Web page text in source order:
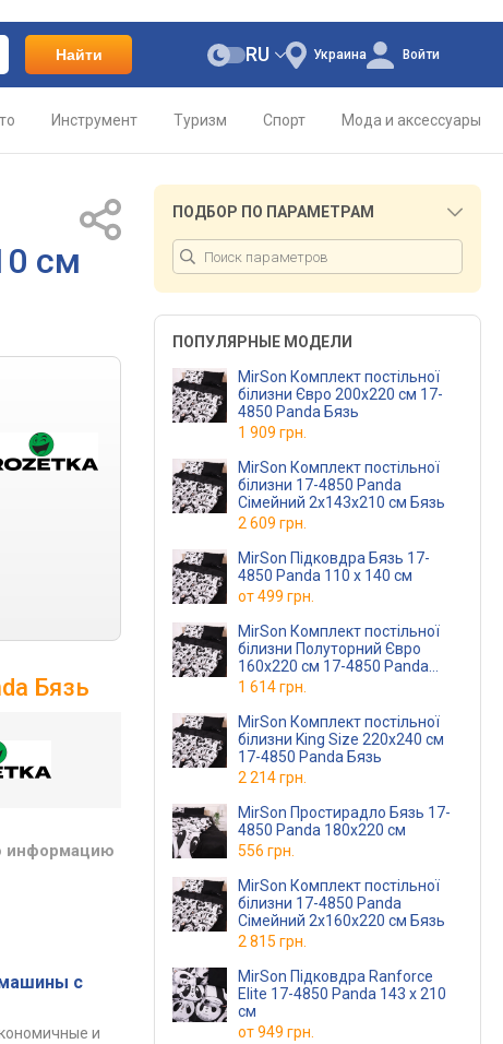
Найти Украина
RU Войти
Инструмент Туризм Спорт Мода и аксессуары
см
Бязь
информацию
с
и
ПОДБОР ПО ПАРАМЕТРАМ
ПОПУЛЯРНЫЕ МОДЕЛИ
MirSon Комплект постільної
білизни Євро 200х220 см 17-
4850 Panda Бязь
1 909 грн.
MirSon Комплект постільної
білизни 17-4850 Panda
Сімейний 2x143x210 см Бязь
2 609 грн.
MirSon Підковдра Бязь 17-
4850 Panda 110 x 140 см
от499 грн.
MirSon Комплект постільної
білизни Полуторний Євро
160х220 см 17-4850 Panda
Бязь
1 614 грн.
MirSon Комплект постільної
білизни King Size 220х240 см
17-4850 Panda Бязь
2 214 грн.
MirSon Простирадло Бязь 17-
4850 Panda 180x220 см
556 грн.
MirSon Комплект постільної
білизни 17-4850 Panda
Сімейний 2x160x220 см Бязь
2 815 грн.
MirSon Підковдра Ranforce
Elite 17-4850 Panda 143 x 210
см
от949 грн.